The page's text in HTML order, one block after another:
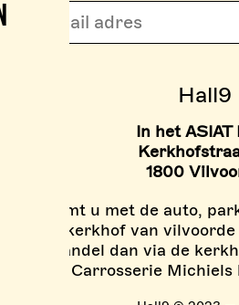
>
> TARIEVEN Hall9
In het ASIAT
1800
Komt u met de auto,
kerkhof van
En wandel dan via de
van Carrosserie